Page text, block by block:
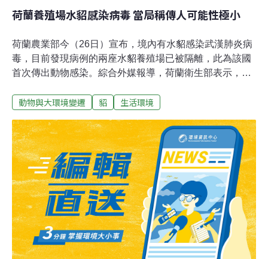
荷蘭養殖場水貂感染病毒 當局稱傳人可能性極小
荷蘭農業部今（26日）宣布，境內有水貂感染武漢肺炎病
毒，目前發現病例的兩座水貂養殖場已被隔離，此為該國
首次傳出動物感染。綜合外媒報導，荷蘭衛生部表示，由
病毒，據信是經由身上帶有病毒的員工傳染，不過，病毒
部表示，目前相關人員正在進行研究，呼籲人們不要經過
養殖場的400公尺範圍內。
動物與大環境變遷 貂 生活環境